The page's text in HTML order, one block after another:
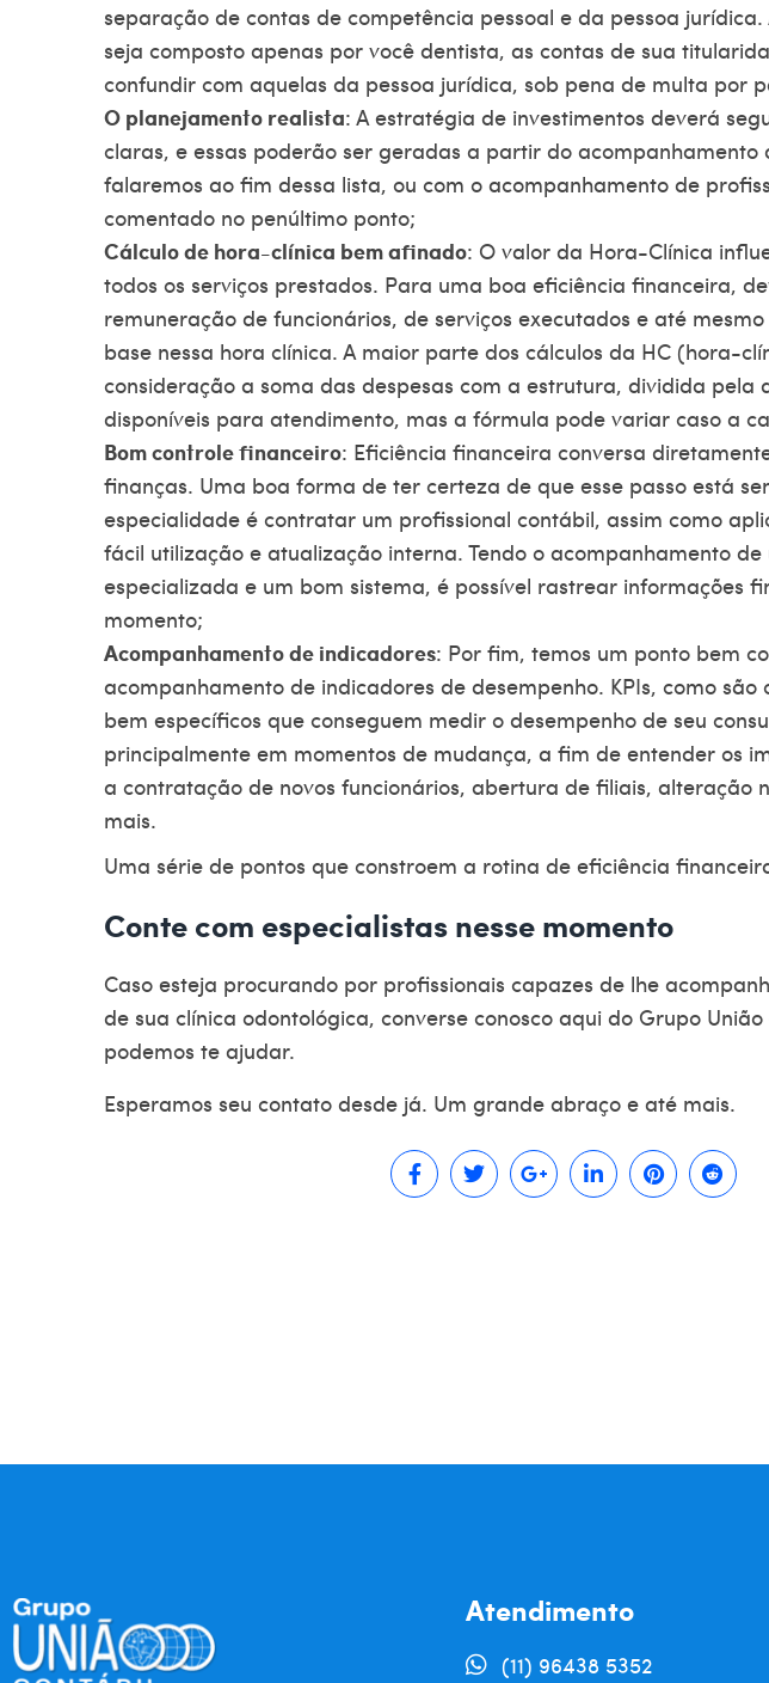
separação de contas de competência pessoal e da pessoa
seja composto apenas por você dentista, as contas de sua
confundir com aquelas da pessoa jurídica, sob pena de multa por
O planejamento realista: A estratégia de investimentos deverá
claras, e essas poderão ser geradas a partir do acompanhamento
falaremos ao fim dessa lista, ou com o acompanhamento de
comentado no penúltimo ponto;
Cálculo de hora-clínica bem afinado: O valor da Hora-Clínica
todos os serviços prestados. Para uma boa eficiência financeira,
remuneração de funcionários, de serviços executados e até
base nessa hora clínica. A maior parte dos cálculos da HC (hora-
consideração a soma das despesas com a estrutura, dividida pela
disponíveis para atendimento, mas a fórmula pode variar caso a
Bom controle financeiro: Eficiência financeira conversa
finanças. Uma boa forma de ter certeza de que esse passo está
especialidade é contratar um profissional contábil, assim como
fácil utilização e atualização interna. Tendo o acompanhamento de
especializada e um bom sistema, é possível rastrear informações
momento;
Acompanhamento de indicadores: Por fim, temos um ponto bem
acompanhamento de indicadores de desempenho. KPIs, como são
bem específicos que conseguem medir o desempenho de seu
principalmente em momentos de mudança, a fim de entender os
a contratação de novos funcionários, abertura de filiais, alteração
mais.
Uma série de pontos que constroem a rotina de eficiência
Conte com especialistas nesse momento
Caso esteja procurando por profissionais capazes de lhe
de sua clínica odontológica, converse conosco aqui do Grupo União
podemos te ajudar.
Esperamos seu contato desde já. Um grande abraço e até mais.
Atendimento
(11) 96438 5352